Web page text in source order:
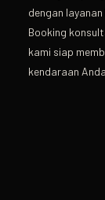
dengan
Booking
kami siap
kendaraan